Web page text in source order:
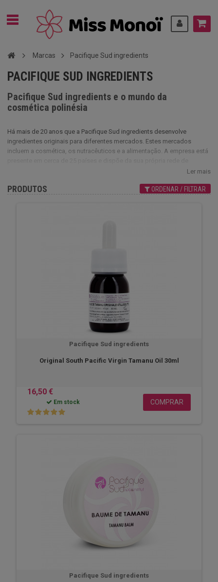
Marcas Pacifique Sud ingredients
PACIFIQUE SUD INGREDIENTS
Pacifique Sud ingredients e o mundo da
cosmética polinésia
Há mais de 20 anos que a Pacifique Sud ingredients desenvolve
ingredientes originais para diferentes mercados. Estes mercados
incluem a cosmética, os nutracêuticos e a alimentação. A empresa está
distribuição especializada. A marca compromete-se a respeitar e a
do ambiente e a desenvolver em conjunto com parceiros dos
Ler mais
PRODUTOS ORDENAR / FILTRAR
Pacifique Sud ingredients
Original South Pacific Virgin Tamanu Oil 30ml
16,50 €
Em stock COMPRAR
Pacifique Sud ingredients